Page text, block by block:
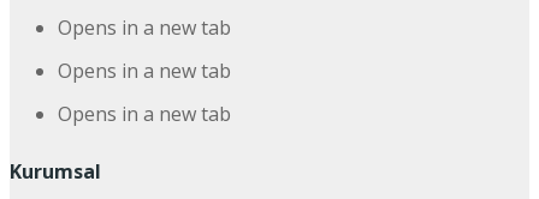
Opens in a new tab
Opens in a new tab
Opens in a new tab
Kurumsal